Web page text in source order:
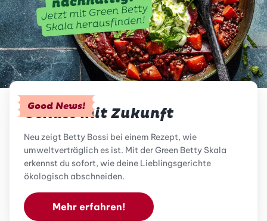
Good News!
Genuss mit Zukunft
Neu zeigt Betty Bossi bei einem Rezept, wie
umweltverträglich es ist. Mit der Green Betty Skala
erkennst du sofort, wie deine Lieblingsgerichte
ökologisch abschneiden.
Mehr erfahren!